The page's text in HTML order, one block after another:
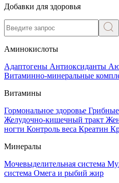
Добавки для здоровья
Аминокислоты
Адаптогены Антиоксиданты
Витаминно-минеральные
Витамины
Гормональное здоровье
Желудочно-кишечный тракт
ногти Контроль веса Креатин
Минералы
Мочевыделительная система
система Омега и рыбий жир